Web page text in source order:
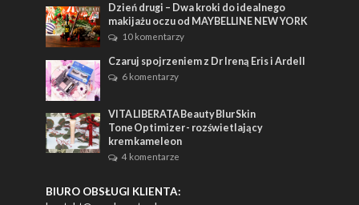
Dzień drugi – Dwa kroki do idealnego
makijażu oczu od MAYBELLINE NEW YORK
10 komentarzy
Czaruj spojrzeniem z Dr Ireną Eris i Ardell
6 komentarzy
VITA LIBERATA Beauty Blur Skin
Tone Optimizer - rozświetlający
krem kameleon
4 komentarze
BIURO OBSŁUGI KLIENTA: